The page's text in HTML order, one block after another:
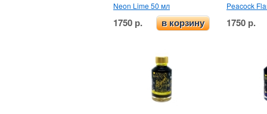
Neon Lime 50 мл
1750 р. в корзину
Peacock
1750 р.